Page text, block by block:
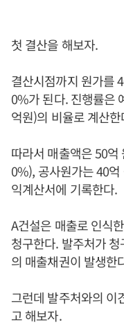
첫 결산을 해보자.
결산시점까지 원가를
0%가 된다. 진행률은
억원)의 비율로 계산한
따라서 매출액은 50억
0%), 공사원가는 40
익계산서에 기록한다.
A건설은 매출로 인식
청구한다. 발주처가
의 매출채권이 발생한
그런데 발주처와의 이
고 해보자.